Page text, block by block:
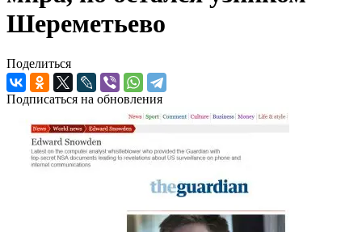
Шереметьево
Поделиться
Подписаться на обновления